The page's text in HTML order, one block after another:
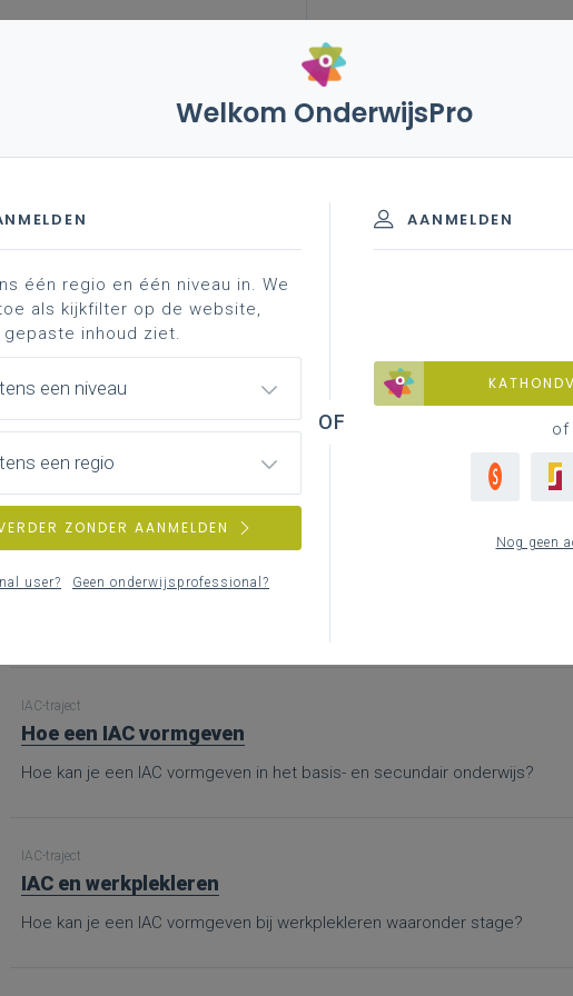
Professionaliseringsdatabank
Vakkenpagina
Overzicht van alle leerplannen met ondersteunend materiaal per leerplan.
Bronnen
Hier vind je bijkomende informatie en inspiratie bij het uitwerken van
IAC-traject
Hoe een IAC vormgeven
Hoe kan je een IAC vormgeven in het basis- en secundair onderwijs?
IAC-traject
IAC en werkplekleren
Hoe kan je een IAC vormgeven bij werkplekleren waaronder stage?
Welkom OnderwijsPro
AANMELDEN
of
Nog geen
één regio en één niveau in. We
als kijkfilter op de website,
inhoud ziet.
een niveau
een regio
ZONDER AANMELDEN
user? Geen onderwijsprofessional?